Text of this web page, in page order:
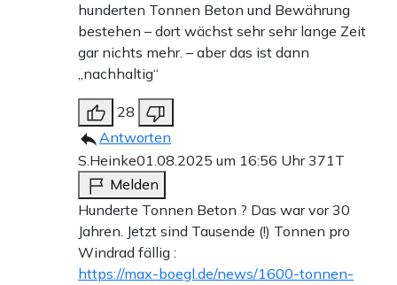
hunderten Tonnen Beton und Bewährung
bestehen – dort wächst sehr sehr lange Zeit
gar nichts mehr. – aber das ist dann
„nachhaltig“
28
Antworten
S.Heinke01.08.2025 um 16:56 Uhr371T
Melden
Hunderte Tonnen Beton ? Das war vor 30
Jahren. Jetzt sind Tausende (!) Tonnen pro
Windrad fällig :
https://max-boegl.de/news/1600-tonnen-